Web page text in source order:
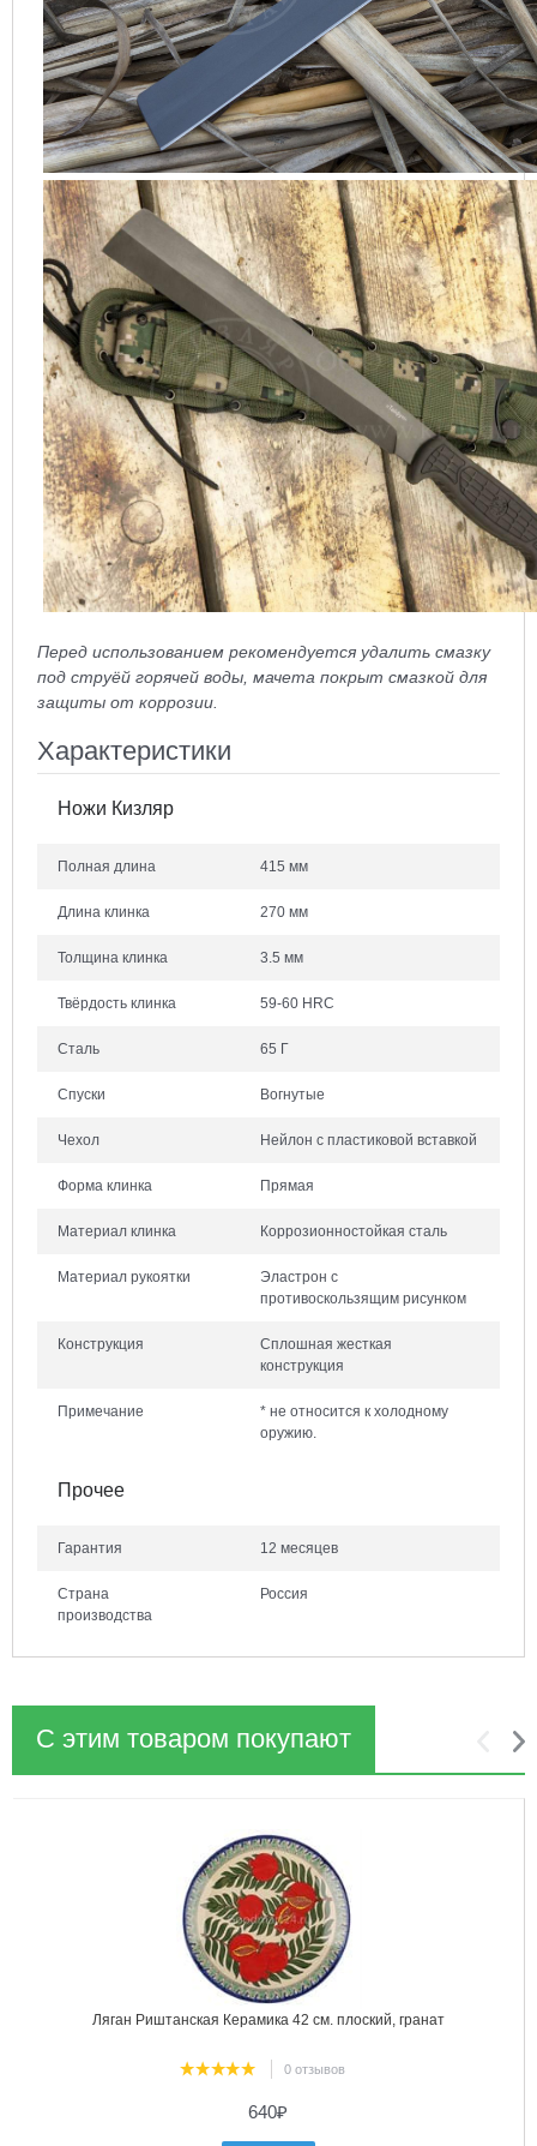
Перед использованием рекомендуется удалить смазку
под струёй горячей воды, мачета покрыт смазкой для
защиты от коррозии.
Характеристики
Ножи Кизляр
Полная длина 415 мм
Длина клинка 270 мм
Толщина клинка 3.5 мм
Твёрдость клинка 59-60 HRC
Сталь 65 Г
Спуски Вогнутые
Чехол Нейлон с пластиковой вставкой
Форма клинка Прямая
Материал клинка Коррозионностойкая сталь
Материал рукоятки
Эластрон с
противоскользящим рисунком
Конструкция
Сплошная жесткая
конструкция
Примечание
* не относится к холодному
оружию.
Прочее
Гарантия 12 месяцев
Страна
производства
Россия
С этим товаром покупают
Ляган Риштанская Керамика 42 см. плоский, гранат
0 отзывов
640₽